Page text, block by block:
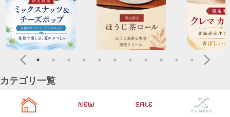
カテゴリ一覧